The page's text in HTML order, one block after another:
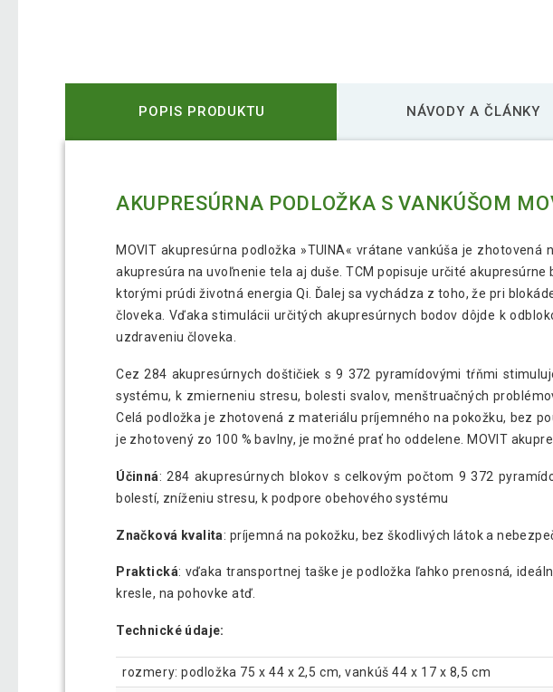
POPIS PRODUKTU NÁVODY A ČLÁNKY
AKUPRESÚRNA PODLOŽKA S VANKÚŠOM
MOVIT akupresúrna podložka »TUINA« vrátane vankúša je
akupresúra na uvoľnenie tela aj duše. TCM popisuje určité
ktorými prúdi životná energia Qi. Ďalej sa vychádza z toho, že pri
človeka. Vďaka stimulácii určitých akupresúrnych bodov dôjde k
uzdraveniu človeka.
Cez 284 akupresúrnych doštičiek s 9 372 pyramídovými tŕňmi
systému, k zmierneniu stresu, bolesti svalov, menštruačných
Celá podložka je zhotovená z materiálu príjemného na pokožku, bez
je zhotovený zo 100 % bavlny, je možné prať ho oddelene. MOVIT
Účinná: 284 akupresúrnych blokov s celkovým počtom 9 372
bolestí, zníženiu stresu, k podpore obehového systému
Značková kvalita: príjemná na pokožku, bez škodlivých látok a
Praktická: vďaka transportnej taške je podložka ľahko prenosná,
kresle, na pohovke atď.
Technické údaje:
rozmery: podložka 75 x 44 x 2,5 cm, vankúš 44 x 17 x 8,5 cm